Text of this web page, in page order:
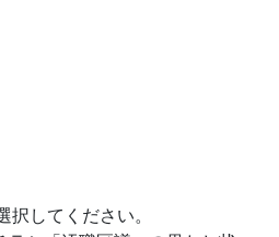
してください。